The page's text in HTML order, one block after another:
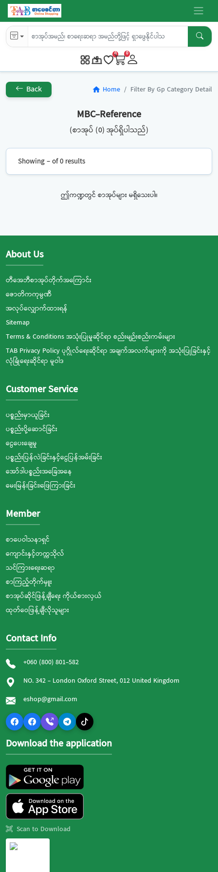
0 0
Back home Home Filter By Gp Category Detail
MBC-Reference
(စာအုပ် (0) အုပ်ရှိပါသည်)
Showing – of 0 results
ဤကဏ္ဍတွင် စာအုပ်များ မရှိသေးပါ။
About Us
တီအေဘီစာအုပ်တိုက်အကြောင်း
ဇောတိကကုမ္ပဏီ
အလုပ်လျှောက်ထားရန်
Sitemap
Terms & Conditions အသုံးပြုမှုဆိုင်ရာ စည်းမျဉ်းစည်းကမ်းများ
TAB Privacy Policy ပုဂ္ဂိုလ်ရေးဆိုင်ရာ အချက်အလက်များကို အသုံးပြုခြင်းနှင့်
လုံခြုံရေးဆိုင်ရာ မူဝါဒ
Customer Service
ပစ္စည်းမှာယူခြင်း
ပစ္စည်းပို့ဆောင်ခြင်း
ငွေပေးချေမှု
ပစ္စည်းပြန်လဲခြင်းနှင့်ငွေပြန်အမ်းခြင်း
အော်ဒါပစ္စည်းအခြေအနေ
မေးမြန်းခြင်း၊ဖြေကြားခြင်း
Member
စာပေဝါသနာရှင်
ကျောင်းနှင့်တက္ကသိုလ်
သင်ကြားရေးဆရာ
စာကြည့်တိုက်မှူး
စာအုပ်ဆိုင်ဖြန့်ချီရေး ကိုယ်စားလှယ်
ထုတ်ဝေဖြန့်ချီလိုသူများ
Contact Info
+060 (800) 801-582
NO. 342 - London Oxford Street, 012 United Kingdom
eshop@gmail.com
Download the application
Scan to Download